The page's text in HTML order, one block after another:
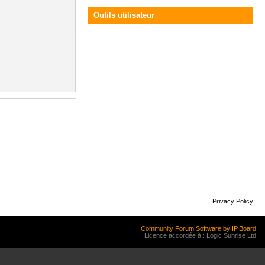
Outils utilisateur
Privacy Policy
Community Forum Software by IP.Board
Licence accordée à : Logic Sunrise Ltd